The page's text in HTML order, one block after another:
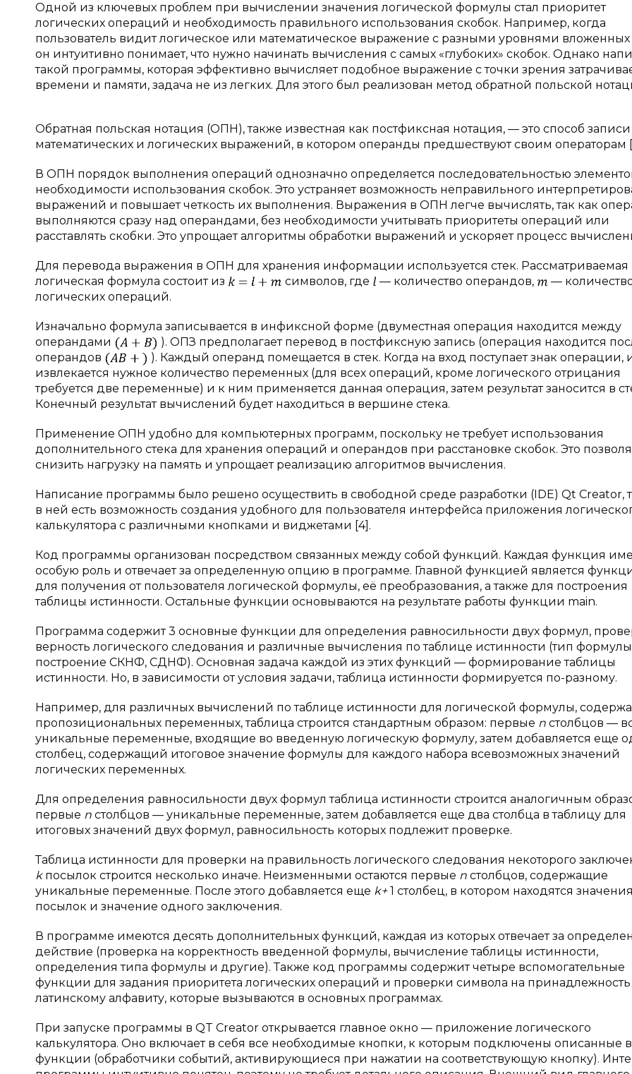
Одной из ключевых проблем при вычислении значения логической формулы стал приоритет
логических операций и необходимость правильного использования скобок. Например, когда
пользователь видит логическое или математическое выражение с разными уровнями вложенных
он интуитивно понимает, что нужно начинать вычисления с самых «глубоких» скобок. Однако
такой программы, которая эффективно вычисляет подобное выражение с точки зрения
времени и памяти, задача не из легких. Для этого был реализован метод обратной польской
Обратная польская нотация (ОПН), также известная как постфиксная нотация, — это способ записи
математических и логических выражений, в котором операнды предшествуют своим операторам
В ОПН порядок выполнения операций однозначно определяется последовательностью
необходимости использования скобок. Это устраняет возможность неправильного
выражений и повышает четкость их выполнения. Выражения в ОПН легче вычислять, так как
выполняются сразу над операндами, без необходимости учитывать приоритеты операций или
расставлять скобки. Это упрощает алгоритмы обработки выражений и ускоряет процесс
Для перевода выражения в ОПН для хранения информации используется стек. Рассматриваемая
логическая формула состоит из
символов, где — количество операндов,
—
логических операций.
Изначально формула записывается в инфиксной форме (двуместная операция находится между
операндами
). ОПЗ предполагает перевод в постфиксную запись (операция находится
операндов
). Каждый операнд помещается в стек. Когда на вход поступает знак операции,
извлекается нужное количество переменных (для всех операций, кроме логического отрицания
требуется две переменные) и к ним применяется данная операция, затем результат заносится в
Конечный результат вычислений будет находиться в вершине стека.
Применение ОПН удобно для компьютерных программ, поскольку не требует использования
дополнительного стека для хранения операций и операндов при расстановке скобок. Это
снизить нагрузку на память и упрощает реализацию алгоритмов вычисления.
Написание программы было решено осуществить в свободной среде разработки (IDE) Qt Creator,
в ней есть возможность создания удобного для пользователя интерфейса приложения
калькулятора с различными кнопками и виджетами [4].
Код программы организован посредством связанных между собой функций. Каждая функция
особую роль и отвечает за определенную опцию в программе. Главной функцией является
для получения от пользователя логической формулы, её преобразования, а также для построения
таблицы истинности. Остальные функции основываются на результате работы функции main.
Программа содержит 3 основные функции для определения равносильности двух формул,
верность логического следования и различные вычисления по таблице истинности (тип
построение СКНФ, СДНФ). Основная задача каждой из этих функций — формирование таблицы
истинности. Но, в зависимости от условия задачи, таблица истинности формируется по-разному.
Например, для различных вычислений по таблице истинности для логической формулы,
пропозициональных переменных, таблица строится стандартным образом: первые n столбцов —
уникальные переменные, входящие во введенную логическую формулу, затем добавляется еще
столбец, содержащий итоговое значение формулы для каждого набора всевозможных значений
логических переменных.
Для определения равносильности двух формул таблица истинности строится аналогичным
первые n столбцов — уникальные переменные, затем добавляется еще два столбца в таблицу для
итоговых значений двух формул, равносильность которых подлежит проверке.
Таблица истинности для проверки на правильность логического следования некоторого
k посылок строится несколько иначе. Неизменными остаются первые n столбцов, содержащие
уникальные переменные. После этого добавляется еще k+1 столбец, в котором находятся значения
посылок и значение одного заключения.
В программе имеются десять дополнительных функций, каждая из которых отвечает за
действие (проверка на корректность введенной формулы, вычисление таблицы истинности,
определения типа формулы и другие). Также код программы содержит четыре вспомогательные
функции для задания приоритета логических операций и проверки символа на принадлежность
латинскому алфавиту, которые вызываются в основных программах.
При запуске программы в QT Creator открывается главное окно — приложение логического
калькулятора. Оно включает в себя все необходимые кнопки, к которым подключены описанные
функции (обработчики событий, активирующиеся при нажатии на соответствующую кнопку).